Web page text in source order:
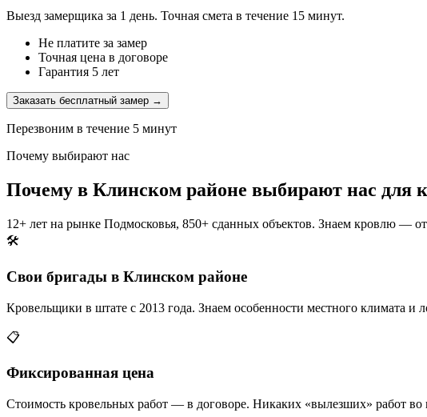
Выезд замерщика за 1 день. Точная смета в течение 15 минут.
Не платите за замер
Точная цена в договоре
Гарантия 5 лет
Заказать бесплатный замер →
Перезвоним в течение 5 минут
Почему выбирают нас
Почему в Клинском районе выбирают нас для
12+ лет на рынке Подмосковья, 850+ сданных объектов. Знаем кровлю — от
🛠️
Свои бригады в Клинском районе
Кровельщики в штате с 2013 года. Знаем особенности местного климата и
📋
Фиксированная цена
Стоимость кровельных работ — в договоре. Никаких «вылезших» работ во